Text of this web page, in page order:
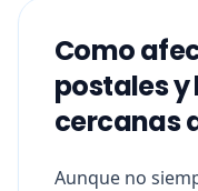
Como
postales
cercanas
Aunque no